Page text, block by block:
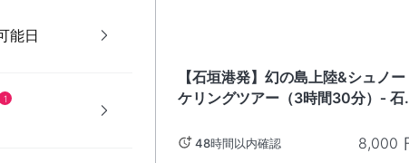
能日
1
【石垣港発】幻の島上陸&シュノー
ケリングツアー（3時間30分）‐ 石
48時間以内確認 8,000